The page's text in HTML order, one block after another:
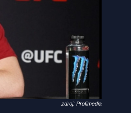
zdroj: Profimedia